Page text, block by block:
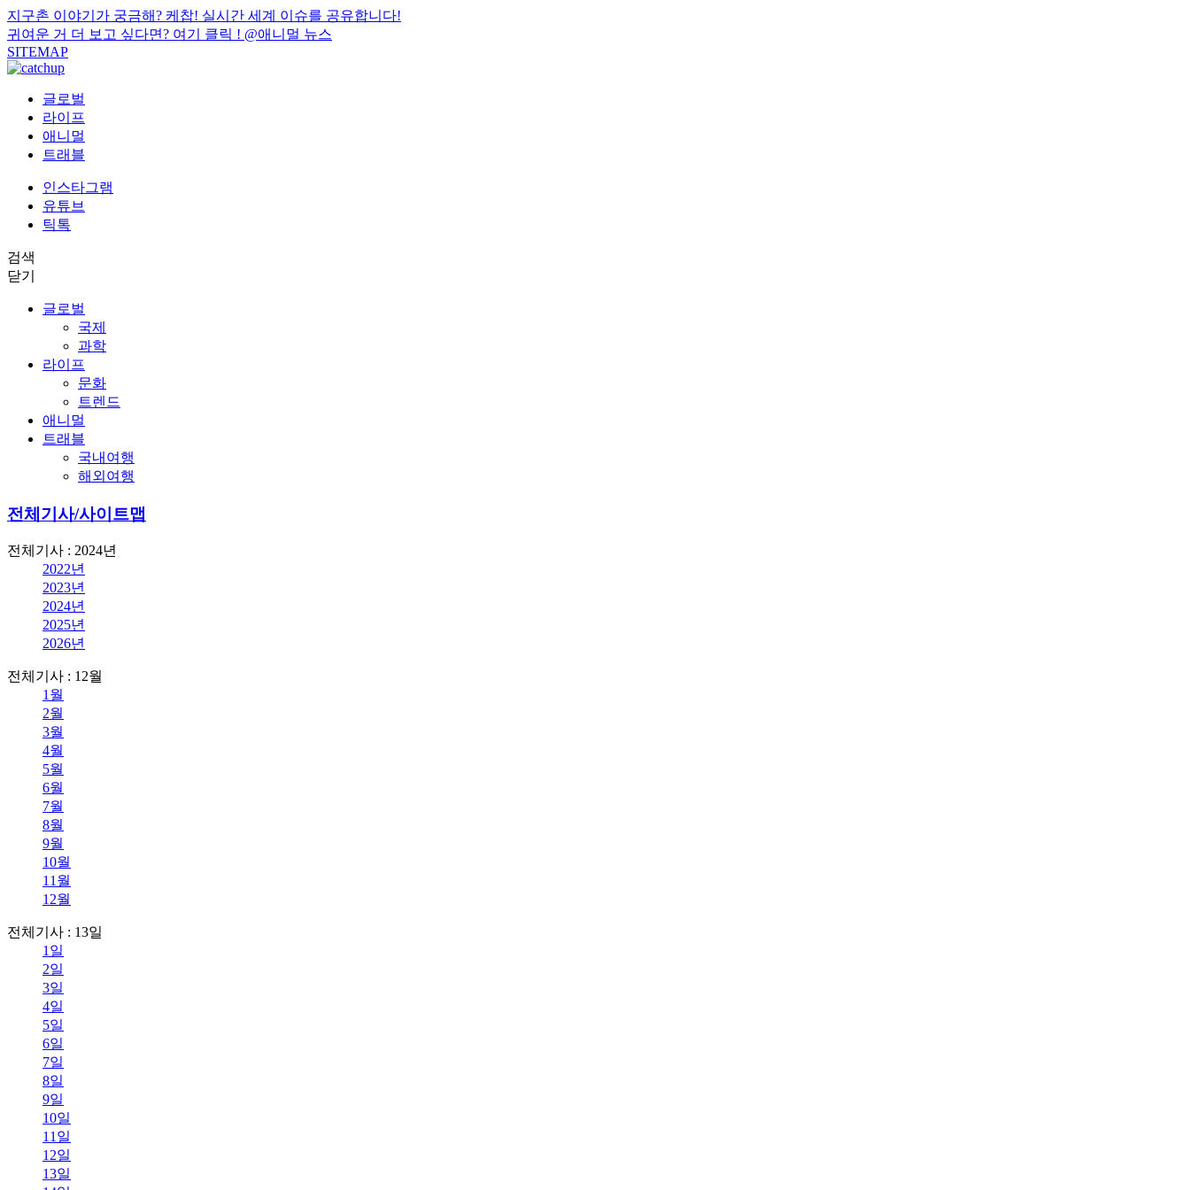
지구촌 이야기가 궁금해? 케찹! 실시간 세계 이슈를 공유합니다!
귀여운 거 더 보고 싶다면? 여기 클릭 ! @애니멀 뉴스
SITEMAP
글로벌
라이프
애니멀
트래블
인스타그램
유튜브
틱톡
검색
닫기
글로벌
국제
과학
라이프
문화
트렌드
애니멀
트래블
국내여행
해외여행
전체기사/사이트맵
전체기사 : 2024년
2022년
2023년
2024년
2025년
2026년
전체기사 : 12월
1월
2월
3월
4월
5월
6월
7월
8월
9월
10월
11월
12월
전체기사 : 13일
1일
2일
3일
4일
5일
6일
7일
8일
9일
10일
11일
12일
13일